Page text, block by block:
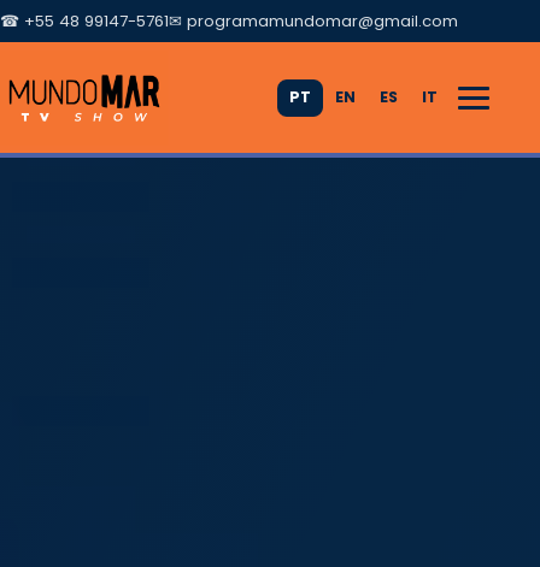
☎ +55 48 99147-5761✉ programamundomar@gmail.com
PT EN ES IT